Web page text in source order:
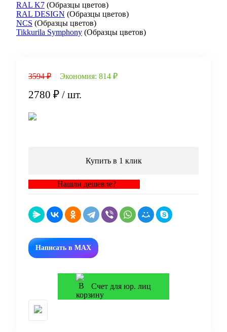
RAL K7 (Образцы цветов)
RAL DESIGN (Образцы цветов)
NCS (Образцы цветов)
Tikkurila Symphony (Образцы цветов)
3594 ₽ Экономия: 814 ₽
2780 ₽ / шт.
Купить в 1 клик
Нашли дешевле?
Написать в MAX
Счет для юр. лиц